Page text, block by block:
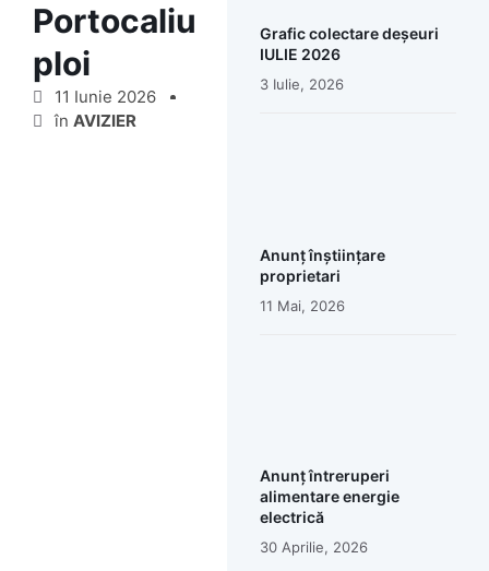
Portocaliu
ploi
11 Iunie 2026
în AVIZIER
Grafic colectare deșeuri
IULIE 2026
3 Iulie, 2026
Anunț înștiințare
proprietari
11 Mai, 2026
Anunț întreruperi
alimentare energie
electrică
30 Aprilie, 2026